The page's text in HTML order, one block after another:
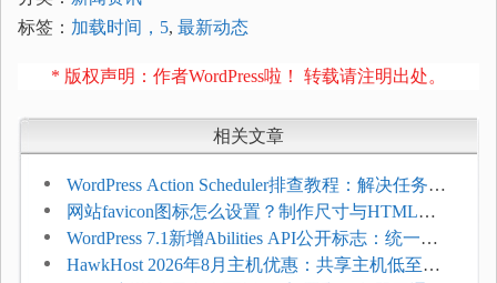
标签： 加载时间，5, 最新动态
* 版权声明：作者WordPress啦！ 转载请注明出处。
相关文章
WordPress Action Scheduler排查教程：解决任务积
压和订单延迟
网站favicon图标怎么设置？制作尺寸与HTML添
加方法
WordPress 7.1新增Abilities API公开标志：统一支
持REST API、MCP与AI代理
HawkHost 2026年8月主机优惠：共享主机低至